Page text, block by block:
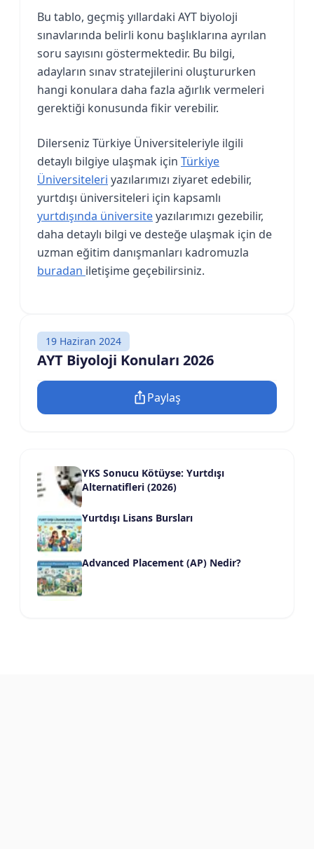
Bu tablo, geçmiş yıllardaki AYT biyoloji
sınavlarında belirli konu başlıklarına ayrılan
soru sayısını göstermektedir. Bu bilgi,
adayların sınav stratejilerini oluştururken
hangi konulara daha fazla ağırlık vermeleri
gerektiği konusunda fikir verebilir.
Dilerseniz Türkiye Üniversiteleriyle ilgili
detaylı bilgiye ulaşmak için Türkiye
Üniversiteleri yazılarımızı ziyaret edebilir,
yurtdışı üniversiteleri için kapsamlı
yurtdışında üniversiteyazılarımızı gezebilir,
daha detaylı bilgi ve desteğe ulaşmak için de
uzman eğitim danışmanları kadromuzla
buradan iletişime geçebilirsiniz.
19 Haziran 2024
AYT Biyoloji Konuları 2026
Paylaş
YKS Sonucu Kötüyse: Yurtdışı
Alternatifleri (2026)
Yurtdışı Lisans Bursları
Advanced Placement (AP) Nedir?